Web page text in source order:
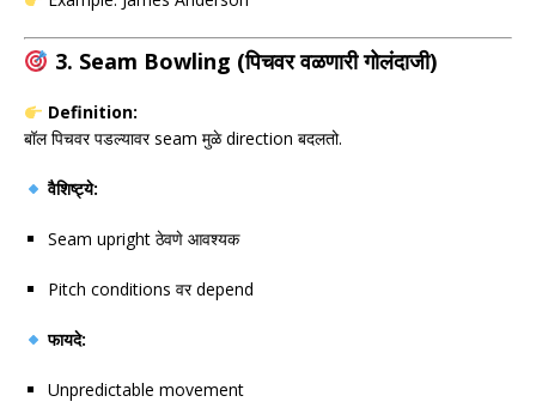
3. Seam Bowling (पिचवर वळणारी गोलंदाजी)
Definition:
बॉल पिचवर पडल्यावर seam मुळे direction बदलतो.
वैशिष्ट्ये:
Seam upright ठेवणे आवश्यक
Pitch conditions वर depend
फायदे:
Unpredictable movement